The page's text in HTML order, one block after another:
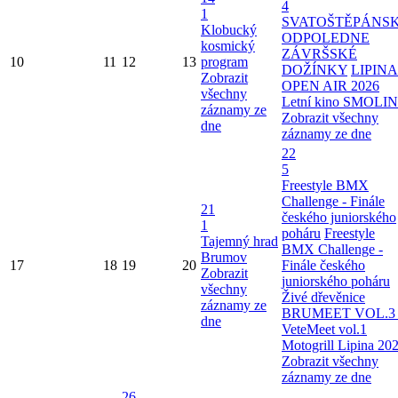
10 11 12 13
1
Klobucký
kosmický
program
Zobrazit
všechny
záznamy ze
dne
4
ODPOLEDNE
ZÁVRŠSKÉ
DOŽÍNKY LIPINA
OPEN AIR 2026
Letní kino
Zobrazit všechny
záznamy ze dne
17 18 19 20
21
1
Tajemný hrad
Brumov
Zobrazit
všechny
záznamy ze
dne
22
5
Freestyle BMX
Challenge - Finále
českého juniorského
poháru Freestyle
BMX Challenge -
Finále českého
juniorského poháru
Živé dřevěnice
BRUMEET VOL.3
VeteMeet vol.1
Motogrill Lipina
Zobrazit všechny
záznamy ze dne